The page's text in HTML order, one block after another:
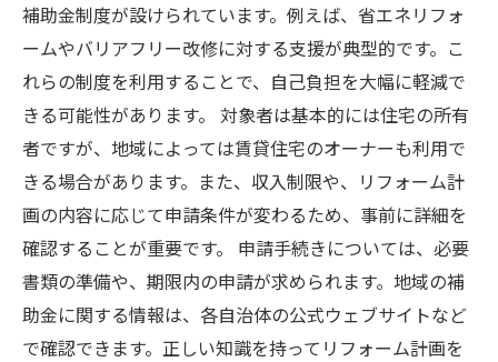
補助金制度が設けられています。例えば、省エネリフォ
ームやバリアフリー改修に対する支援が典型的です。こ
れらの制度を利用することで、自己負担を大幅に軽減で
きる可能性があります。 対象者は基本的には住宅の所有
者ですが、地域によっては賃貸住宅のオーナーも利用で
きる場合があります。また、収入制限や、リフォーム計
画の内容に応じて申請条件が変わるため、事前に詳細を
確認することが重要です。 申請手続きについては、必要
書類の準備や、期限内の申請が求められます。地域の補
助金に関する情報は、各自治体の公式ウェブサイトなど
で確認できます。正しい知識を持ってリフォーム計画を